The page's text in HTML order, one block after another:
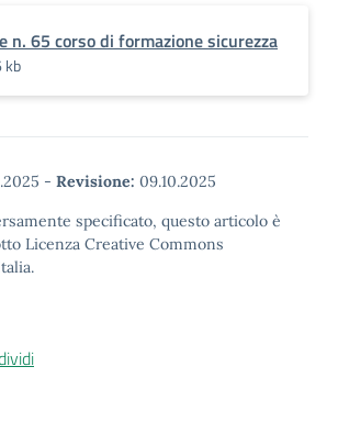
n. 65 corso di formazione sicurezza
kb
- Revisione: 09.10.2025
specificato, questo articolo è
Licenza Creative Commons